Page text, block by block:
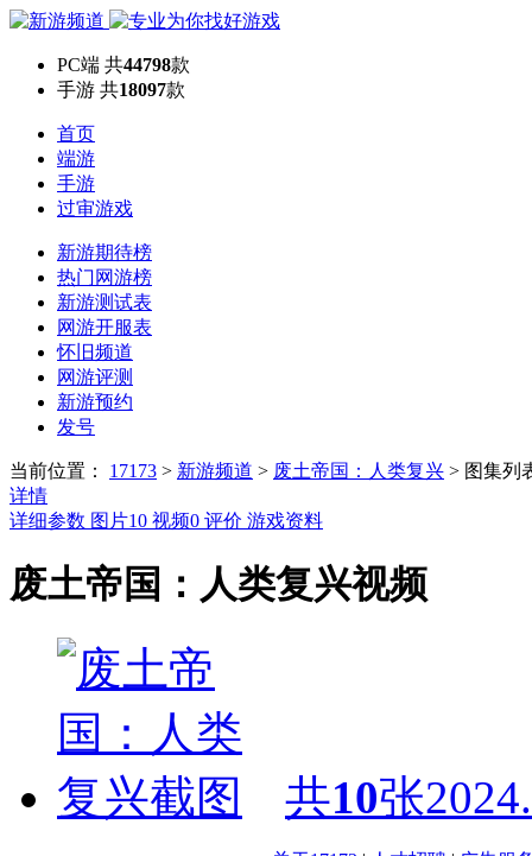
PC端 共44798款
手游 共18097款
首页
端游
手游
过审游戏
新游期待榜
热门网游榜
新游测试表
网游开服表
怀旧频道
网游评测
新游预约
发号
当前位置： 17173 > 新游频道 > 废土帝国：人类复兴 > 图集列
详情
详细参数 图片10 视频0 评价 游戏资料
废土帝国：人类复兴视频
共10张